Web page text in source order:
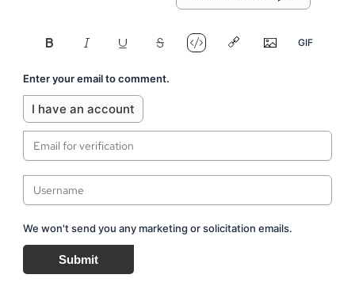
Enter your email to comment.
I have an account
We won't send you any marketing or solicitation emails.
Submit